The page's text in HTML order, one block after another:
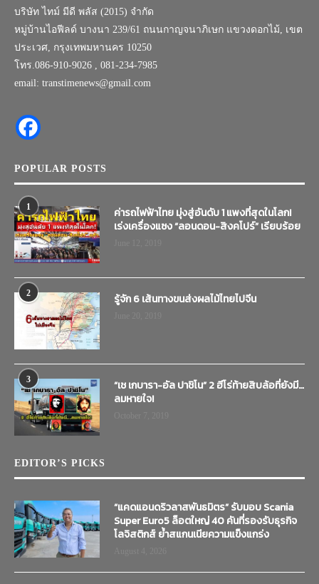
บริษัท ไทม์ มีดี พลัส (2015) จำกัด
หมู่บ้านไอฟีลด์ บางนา 239/61 ถนนกาญจนาภิเษก แขวงดอกไม้, เขต
ประเวศ, กรุงเทพมหานคร 10250
โทร.086-910-9026 , 081-234-7985
email: transtimenews@gmail.com
POPULAR POSTS
1
ค่ารถไฟฟ้าไทย มุ่งสู่อันดับ 1 แพงที่สุดในโลก!
เร่งเครื่องแซง “ลอนดอน-สิงคโปร์” เรียบร้อย
2 รู้จัก 6 เส้นทางขนส่งผลไม้ไทยไปจีน
3
“เช เกบารา-อัล ปาชิโน” 2 ฮีโร่ท้ายสิบล้อที่ยังมี…
ลมหายใจ!
EDITOR’S PICKS
“แคดแอนดริวลาสพันธมิตร” รับมอบ Scania
Super Euro5 ล็อตใหญ่ 40 คันที่รองรับธุรกิจ
โลจิสติกส์ ย้ำสแกนเนียความแข็งแกร่ง